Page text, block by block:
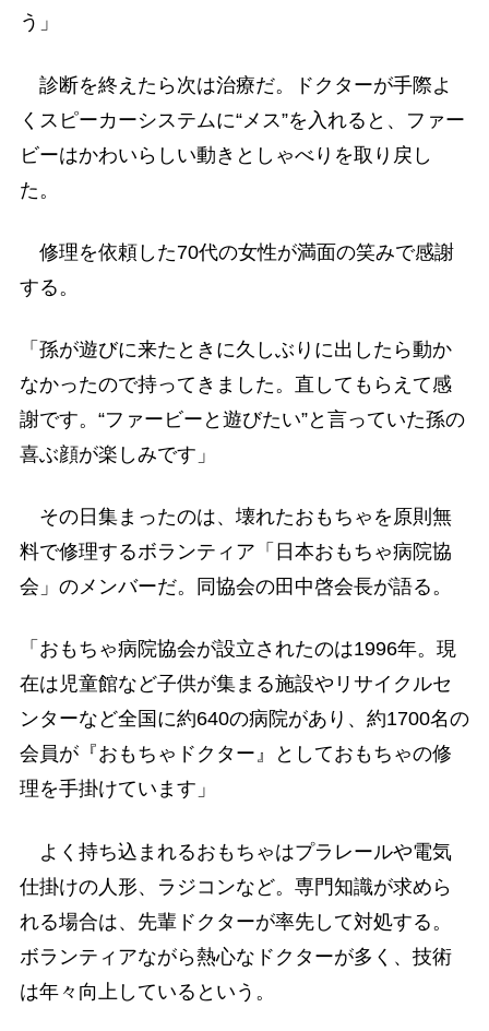
う」
診断を終えたら次は治療だ。ドクターが手際よ
くスピーカーシステムに“メス”を入れると、ファー
ビーはかわいらしい動きとしゃべりを取り戻し
た。
修理を依頼した70代の女性が満面の笑みで感謝
する。
「孫が遊びに来たときに久しぶりに出したら動か
なかったので持ってきました。直してもらえて感
謝です。“ファービーと遊びたい”と言っていた孫の
喜ぶ顔が楽しみです」
その日集まったのは、壊れたおもちゃを原則無
料で修理するボランティア「日本おもちゃ病院協
会」のメンバーだ。同協会の田中啓会長が語る。
「おもちゃ病院協会が設立されたのは1996年。現
在は児童館など子供が集まる施設やリサイクルセ
ンターなど全国に約640の病院があり、約1700名の
会員が『おもちゃドクター』としておもちゃの修
理を手掛けています」
よく持ち込まれるおもちゃはプラレールや電気
仕掛けの人形、ラジコンなど。専門知識が求めら
れる場合は、先輩ドクターが率先して対処する。
ボランティアながら熱心なドクターが多く、技術
は年々向上しているという。